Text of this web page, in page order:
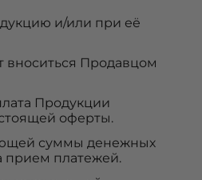
и/или при её
Продавцом
Продукции
оферты.
суммы денежных
прием платежей.